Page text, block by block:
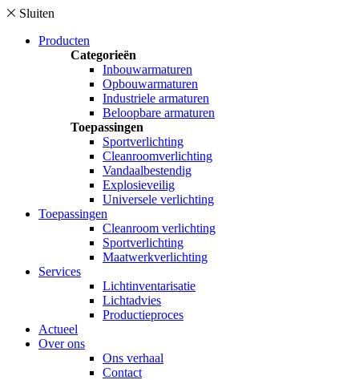
Sluiten
Producten
Categorieën
Inbouwarmaturen
Opbouwarmaturen
Industriele armaturen
Beloopbare armaturen
Toepassingen
Sportverlichting
Cleanroomverlichting
Vandaalbestendig
Explosieveilig
Universele verlichting
Toepassingen
Cleanroom verlichting
Sportverlichting
Maatwerkverlichting
Services
Lichtinventarisatie
Lichtadvies
Productieproces
Actueel
Over ons
Ons verhaal
Contact